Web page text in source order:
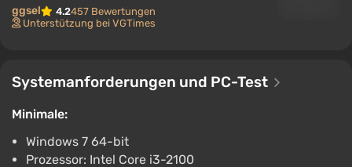
ggsel 4.2457 Bewertungen
Unterstützung bei VGTimes
Systemanforderungen und PC-Test
Minimale:
Windows 7 64-bit
Prozessor: Intel Core i3-2100